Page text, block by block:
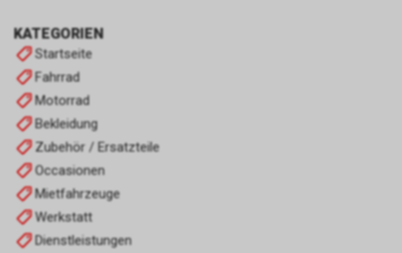
KATEGORIEN
Startseite
Fahrrad
Motorrad
Bekleidung
Zubehör / Ersatzteile
Occasionen
Mietfahrzeuge
Werkstatt
Dienstleistungen